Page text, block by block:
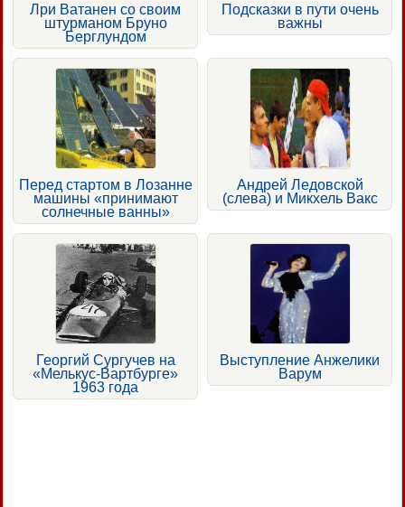
Лри Ватанен со своим
штурманом Бруно
Берглундом
Подсказки в пути очень
важны
Перед стартом в Лозанне
машины «принимают
солнечные ванны»
Андрей Ледовской
(слева) и Микхель Вакс
Георгий Сургучев на
«Мелькус-Вартбурге»
1963 года
Выступление Анжелики
Варум